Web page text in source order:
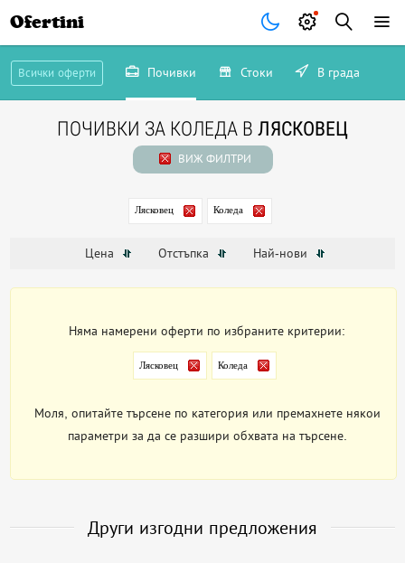
Ofertini
Всички оферти Почивки Стоки В града
ПОЧИВКИ ЗА КОЛЕДА В ЛЯСКОВЕЦ
ВИЖ ФИЛТРИ
Лясковец Коледа
Цена Отстъпка Най-нови
Няма намерени оферти по избраните критерии:
Лясковец Коледа
Моля, опитайте търсене по категория или премахнете някои
параметри за да се разшири обхвата на търсене.
Други изгодни предложения